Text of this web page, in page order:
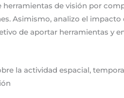
de visión por
Asimismo, analizo el
de aportar herramientas y
la actividad espacial,